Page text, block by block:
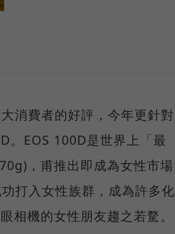
消費者的好評，今年更針對
。EOS 100D是世界上「最
，甫推出即成為女性市場
打入女性族群，成為許多化
相機的女性朋友趨之若騖。